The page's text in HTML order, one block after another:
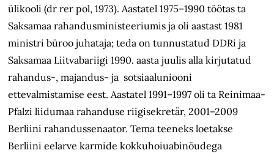
ülikooli (dr rer pol, 1973). Aastatel 1975–1990 töötas ta
Saksamaa rahandusministeeriumis ja oli aastast 1981
ministri büroo juhataja; teda on tunnustatud DDRi ja
Saksamaa Liitvabariigi 1990. aasta juulis alla kirjutatud
rahandus-, majandus- ja sotsiaaluniooni
ettevalmistamise eest. Aastatel 1991–1997 oli ta Reinimaa-
Pfalzi liidumaa rahanduse riigisekretär, 2001–2009
Berliini rahandussenaator. Tema teeneks loetakse
Berliini eelarve karmide kokkuhoiuabinõudega